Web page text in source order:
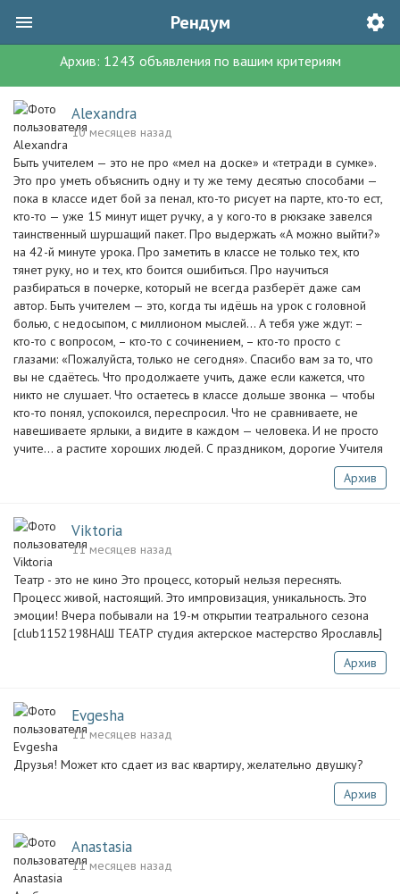
Рендум
Архив: 1243 объявления по вашим критериям
Alexandra
10 месяцев назад
Быть учителем — это не про «мел на доске» и «тетради в сумке».
Это про уметь объяснить одну и ту же тему десятью способами —
пока в классе идет бой за пенал, кто-то рисует на парте, кто-то ест,
кто-то — уже 15 минут ищет ручку, а у кого-то в рюкзаке завелся
таинственный шуршащий пакет. Про выдержать «А можно выйти?»
на 42-й минуте урока. Про заметить в классе не только тех, кто
тянет руку, но и тех, кто боится ошибиться. Про научиться
разбираться в почерке, который не всегда разберёт даже сам
автор. Быть учителем — это, когда ты идёшь на урок с головной
болью, с недосыпом, с миллионом мыслей… А тебя уже ждут: –
кто-то с вопросом, – кто-то с сочинением, – кто-то просто с
глазами: «Пожалуйста, только не сегодня». Спасибо вам за то, что
вы не сдаётесь. Что продолжаете учить, даже если кажется, что
никто не слушает. Что остаетесь в классе дольше звонка — чтобы
кто-то понял, успокоился, переспросил. Что не сравниваете, не
навешиваете ярлыки, а видите в каждом — человека. И не просто
учите… а растите хороших людей. С праздником, дорогие Учителя
Архив
Viktoria
11 месяцев назад
Театр - это не кино Это процесс, который нельзя переснять.
Процесс живой, настоящий. Это импровизация, уникальность. Это
эмоции! Вчера побывали на 19-м открытии театрального сезона
[club1152198НАШ ТЕАТР студия актерское мастерство Ярославль]
Архив
Evgesha
11 месяцев назад
Друзья! Может кто сдает из вас квартиру, желательно двушку?
Архив
Anastasia
11 месяцев назад